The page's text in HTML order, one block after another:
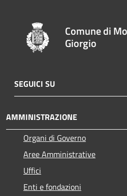
Comune di
Giorgio
SEGUICI SU
AMMINISTRAZIONE
Organi di Governo
Aree Amministrative
Uffici
Enti e fondazioni